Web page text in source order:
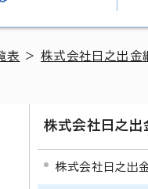
表 >株式会社日之出金
株式会社日之出
株式会社日之出